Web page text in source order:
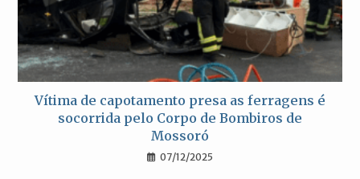
Vítima de capotamento presa as ferragens é
socorrida pelo Corpo de Bombiros de
Mossoró
07/12/2025